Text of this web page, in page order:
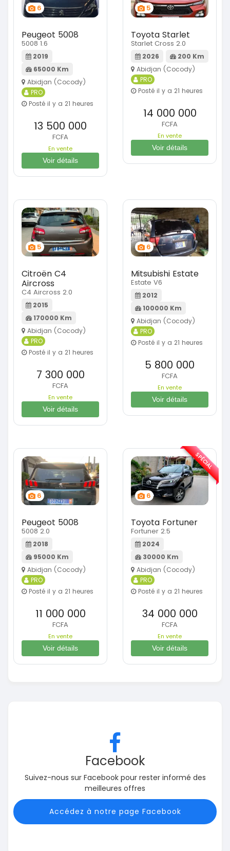
6
Peugeot 5008
5008 1.6
2019
65000 Km
Abidjan (Cocody)
PRO
Posté il y a 21 heures
13 500 000
FCFA
En vente
Voir détails
5
Toyota Starlet
Starlet Cross 2.0
2026
200 Km
Abidjan (Cocody)
PRO
Posté il y a 21 heures
14 000 000
FCFA
En vente
Voir détails
5
Citroën C4
Aircross
C4 Aircross 2.0
2015
170000 Km
Abidjan (Cocody)
PRO
Posté il y a 21 heures
7 300 000
FCFA
En vente
Voir détails
6
Mitsubishi Estate
Estate V6
2012
100000 Km
Abidjan (Cocody)
PRO
Posté il y a 21 heures
5 800 000
FCFA
En vente
Voir détails
6
Peugeot 5008
5008 2.0
2018
95000 Km
Abidjan (Cocody)
PRO
Posté il y a 21 heures
11 000 000
FCFA
En vente
Voir détails
6
Toyota Fortuner
Fortuner 2.5
2024
30000 Km
Abidjan (Cocody)
PRO
Posté il y a 21 heures
34 000 000
FCFA
En vente
Voir détails
SPÉCIAL
Facebook
Suivez-nous sur Facebook pour rester informé des
meilleures offres
Accédez à notre page Facebook